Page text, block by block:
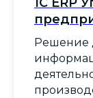
Решение